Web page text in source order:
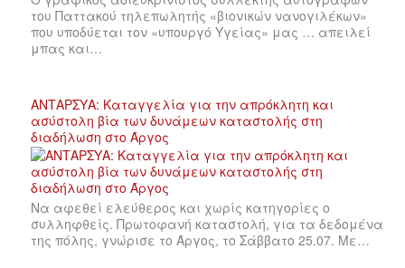
του Παττακού τηλεπωλητής «βιονικών νανογιλέκων»
που υποδύεται τον «υπουργό Υγείας» μας … απειλεί
μπας και…
ΑΝΤΑΡΣΥΑ: Καταγγελία για την απρόκλητη και
ασύστολη βία των δυνάμεων καταστολής στη
διαδήλωση στο Άργος
Να αφεθεί ελεύθερος και χωρίς κατηγορίες ο
συλληφθείς. Πρωτοφανή καταστολή, για τα δεδομένα
της πόλης, γνώρισε το Άργος, το Σάββατο 25.07. Με…